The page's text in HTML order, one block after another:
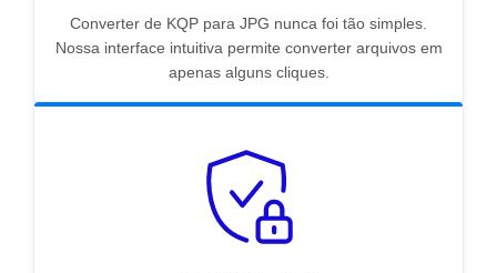
Converter de KQP para JPG nunca foi tão simples.
Nossa interface intuitiva permite converter arquivos em
apenas alguns cliques.